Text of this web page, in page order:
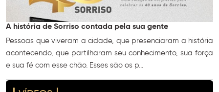
A história de Sorriso contada pela sua gente
Pessoas que viveram a cidade, que presenciaram a história
acontecendo, que partilharam seu conhecimento, sua força
e sua fé com esse chão. Esses são os p...